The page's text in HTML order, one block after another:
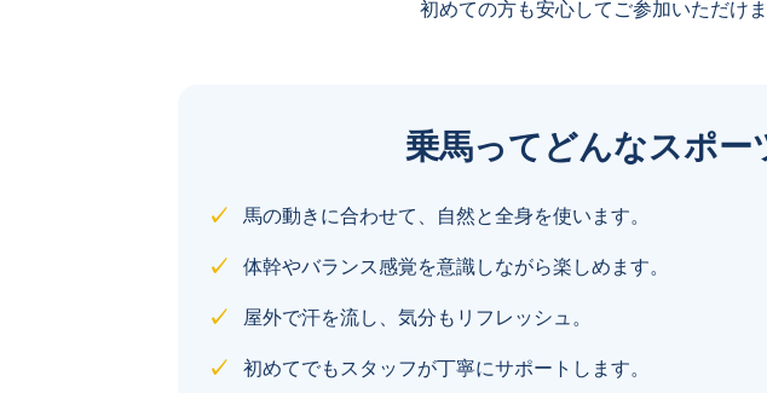
初めての方も安心してご参加いただけま
乗馬ってどんなスポー
✓ 馬の動きに合わせて、自然と全身を使います。
✓ 体幹やバランス感覚を意識しながら楽しめます。
✓ 屋外で汗を流し、気分もリフレッシュ。
✓ 初めてでもスタッフが丁寧にサポートします。